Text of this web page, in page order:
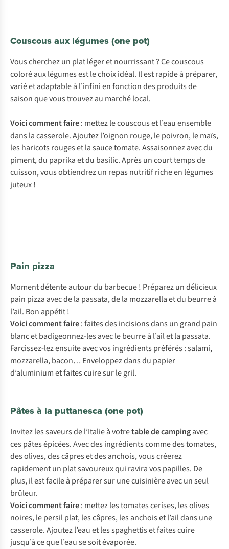
Couscous aux légumes (one pot)
Vous cherchez un plat léger et nourrissant ? Ce couscous
coloré aux légumes est le choix idéal. Il est rapide à préparer,
varié et adaptable à l’infini en fonction des produits de
saison que vous trouvez au marché local.
Voici comment faire: mettez le couscous et l’eau ensemble
dans la casserole. Ajoutez l’oignon rouge, le poivron, le maïs,
les haricots rouges et la sauce tomate. Assaisonnez avec du
piment, du paprika et du basilic. Après un court temps de
cuisson, vous obtiendrez un repas nutritif riche en légumes
juteux !
Pain pizza
Moment détente autour du barbecue ! Préparez un délicieux
pain pizza avec de la passata, de la mozzarella et du beurre à
l’ail. Bon appétit !
Voici comment faire: faites des incisions dans un grand pain
blanc et badigeonnez-les avec le beurre à l’ail et la passata.
Farcissez-lez ensuite avec vos ingrédients préférés : salami,
mozzarella, bacon… Enveloppez dans du papier
d’aluminium et faites cuire sur le gril.
Pâtes à la puttanesca (one pot)
Invitez les saveurs de l’Italie à votretable de campingavec
ces pâtes épicées. Avec des ingrédients comme des tomates,
des olives, des câpres et des anchois, vous créerez
rapidement un plat savoureux qui ravira vos papilles. De
plus, il est facile à préparer sur une cuisinière avec un seul
brûleur.
Voici comment faire: mettez les tomates cerises, les olives
noires, le persil plat, les câpres, les anchois et l’ail dans une
casserole. Ajoutez l’eau et les spaghettis et faites cuire
jusqu’à ce que l’eau se soit évaporée.